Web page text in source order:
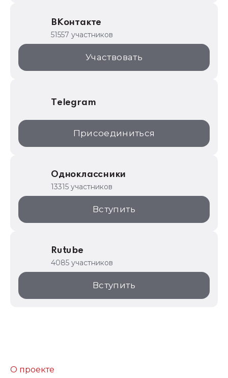
1С:Торговая площадка
ВКонтакте
51557 участников
Участвовать
Telegram
Присоединиться
Одноклассники
13315 участников
Вступить
Rutube
4085 участников
Вступить
О проекте